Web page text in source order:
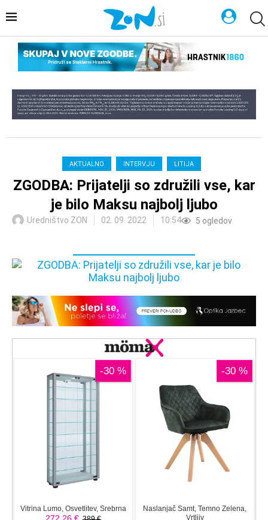
AKTUALNO INTERVJU LITIJA
ZGODBA: Prijatelji so združili vse, kar
je bilo Maksu najbolj ljubo
Uredništvo ZON 02. 09. 2022 10:54 5 ogledov